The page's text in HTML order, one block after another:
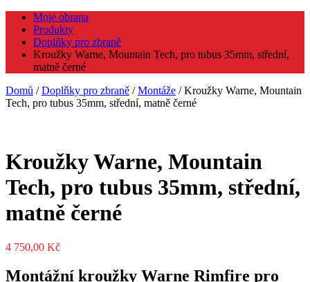
Moje obrana
Produkty
Doplňky pro zbraně
Kroužky Warne, Mountain Tech, pro tubus 35mm, střední,
matně černé
Domů /Doplňky pro zbraně /Montáže / Kroužky Warne, Mountain
Tech, pro tubus 35mm, střední, matně černé
Kroužky Warne, Mountain
Tech, pro tubus 35mm, střední,
matně černé
4 750,00 Kč
Montážní kroužky Warne Rimfire pro